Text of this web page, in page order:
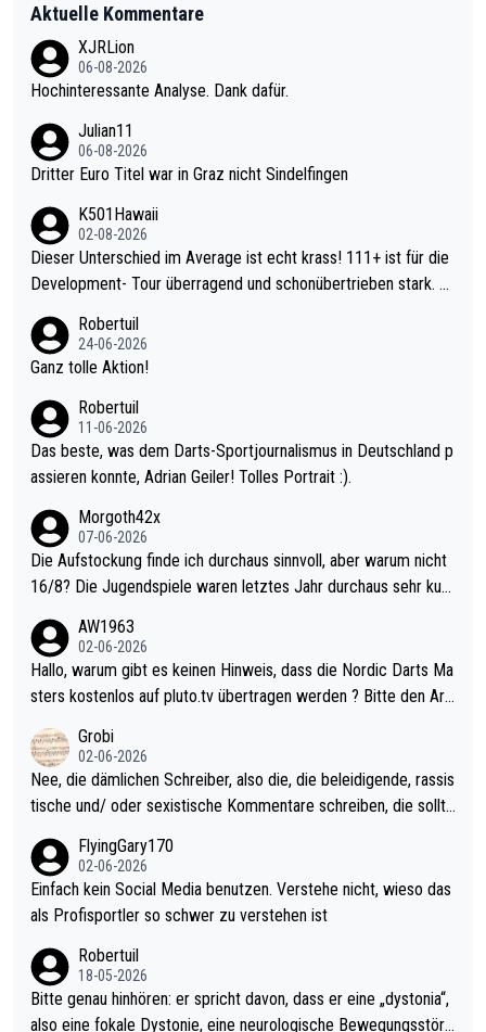
Aktuelle Kommentare
XJRLion
06-08-2026
Hochinteressante Analyse. Dank dafür.
Julian11
06-08-2026
Dritter Euro Titel war in Graz nicht Sindelfingen
K501Hawaii
02-08-2026
Dieser Unterschied im Average ist echt krass! 111+ ist für die
Development- Tour überragend und schonübertrieben stark. U
mal 40+ erst recht. Da gewinnst keinen Blumentopf - ist ja noc
h krasser wie ein Pokalspiel eines Kreisligisten vs einem Bund
Robertuil
24-06-2026
Ganz tolle Aktion!
Robertuil
11-06-2026
Das beste, was dem Darts-Sportjournalismus in Deutschland p
assieren konnte, Adrian Geiler! Tolles Portrait :).
Morgoth42x
07-06-2026
Die Aufstockung finde ich durchaus sinnvoll, aber warum nicht
16/8? Die Jugendspiele waren letztes Jahr durchaus sehr kurz
Allerdings ist Mitchell Lawrie als Nummer 1 der Welt eh qualifi
ziert. Somit ändert die automatische Qualifikation des Weltmei
sters erstmal nichts. Ich denke sie wollen damit für nächstes J
ohl wenig WDF Turniere spielen. Dies war bei Archie Self letzt
es Jahr der Fall. Er musste als amtierender Weltmeister durch
den Qualifier und ich glaube kaum, dass Mitchel sich das (in Ve
gas) antun würde, wenn er doch eigentlich die PDC-WM als Zi
el hat.
AW1963
02-06-2026
Hallo, warum gibt es keinen Hinweis, dass die Nordic Darts Ma
sters kostenlos auf pluto.tv übertragen werden ? Bitte den Arti
Grobi
02-06-2026
Nee, die dämlichen Schreiber, also die, die beleidigende, rassis
tische und/ oder sexistische Kommentare schreiben, die sollte
s Leben in den Griff kriegen. Nur eins wundert mich: Luke Little
r war doch neulich erst derjenige, der über Social Media GvV p
rovoziert hat. Und Littlers Mutter schießt öfters mal gegen Ric
FlyingGary170
02-06-2026
Einfach kein Social Media benutzen. Verstehe nicht, wieso das
als Profisportler so schwer zu verstehen ist
Robertuil
18-05-2026
Bitte genau hinhören: er spricht davon, dass er eine „dystonia“,
also eine fokale Dystonie, eine neurologische Bewegungsstöru